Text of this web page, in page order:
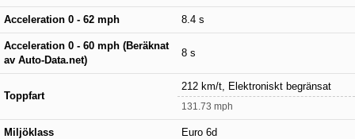
Acceleration 0 - 62 mph 8.4 s
Acceleration 0 - 60 mph (Beräknat
av Auto-Data.net)
8 s
Toppfart
212 km/t, Elektroniskt begränsat
131.73 mph
Miljöklass Euro 6d